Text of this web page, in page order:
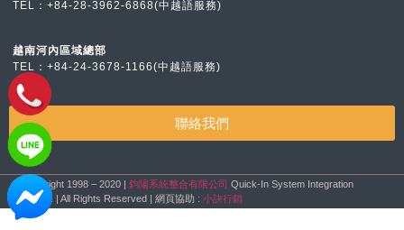
TEL：+84-28-3962-6868(中越語服務)
越南河內區域總部
TEL：+84-24-3678-1166(中越語服務)
聯絡我們
© Copyright 1998 – 2020 |鈞陽系統整合有限公司 Quick-In System Integration
CO.,LTD. | All Rights Reserved | 網頁協助 :小訣行銷